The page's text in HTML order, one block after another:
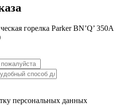
горелка Parker BN’Q’ 350A
персональных данных